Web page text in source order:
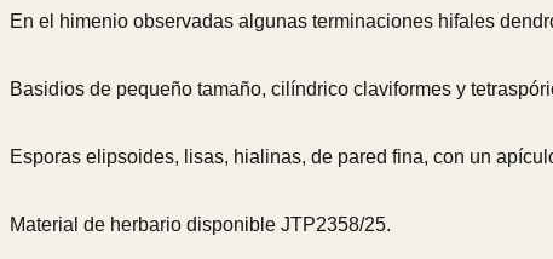
En el himenio observadas algunas terminaciones hifales
Basidios de pequeño tamaño, cilíndrico claviformes y
Esporas elipsoides, lisas, hialinas, de pared fina, con un
Material de herbario disponible JTP2358/25.